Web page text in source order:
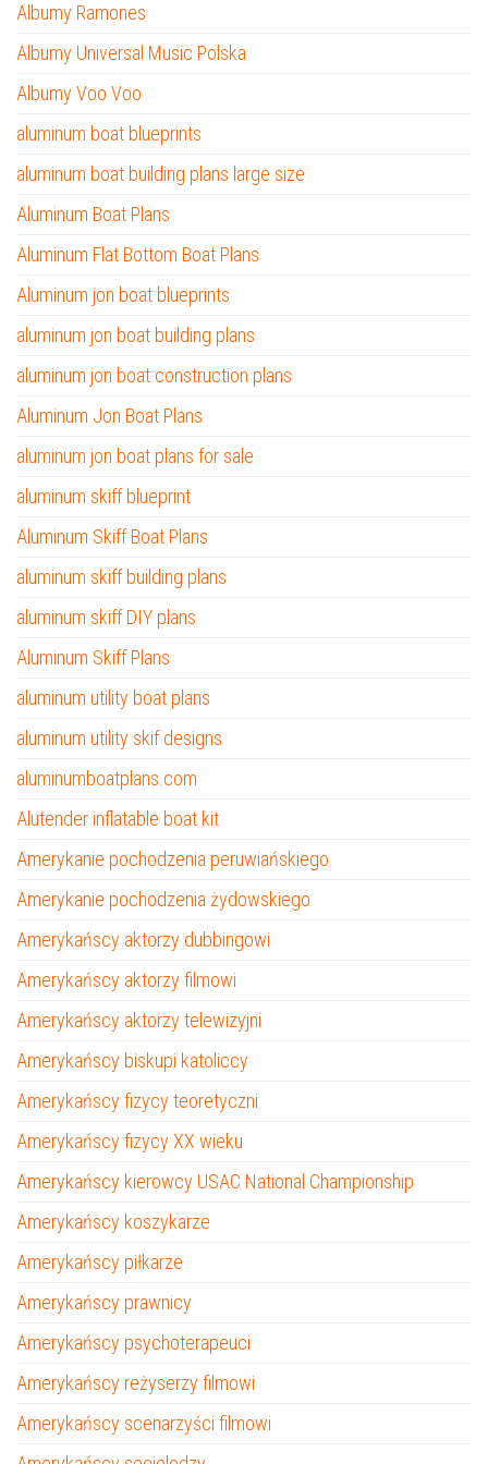
Albumy Ramones
Albumy Universal Music Polska
Albumy Voo Voo
aluminum boat blueprints
aluminum boat building plans large size
Aluminum Boat Plans
Aluminum Flat Bottom Boat Plans
Aluminum jon boat blueprints
aluminum jon boat building plans
aluminum jon boat construction plans
Aluminum Jon Boat Plans
aluminum jon boat plans for sale
aluminum skiff blueprint
Aluminum Skiff Boat Plans
aluminum skiff building plans
aluminum skiff DIY plans
Aluminum Skiff Plans
aluminum utility boat plans
aluminum utility skif designs
aluminumboatplans.com
Alutender inflatable boat kit
Amerykanie pochodzenia peruwiańskiego
Amerykanie pochodzenia żydowskiego
Amerykańscy aktorzy dubbingowi
Amerykańscy aktorzy filmowi
Amerykańscy aktorzy telewizyjni
Amerykańscy biskupi katoliccy
Amerykańscy fizycy teoretyczni
Amerykańscy fizycy XX wieku
Amerykańscy kierowcy USAC National Championship
Amerykańscy koszykarze
Amerykańscy piłkarze
Amerykańscy prawnicy
Amerykańscy psychoterapeuci
Amerykańscy reżyserzy filmowi
Amerykańscy scenarzyści filmowi